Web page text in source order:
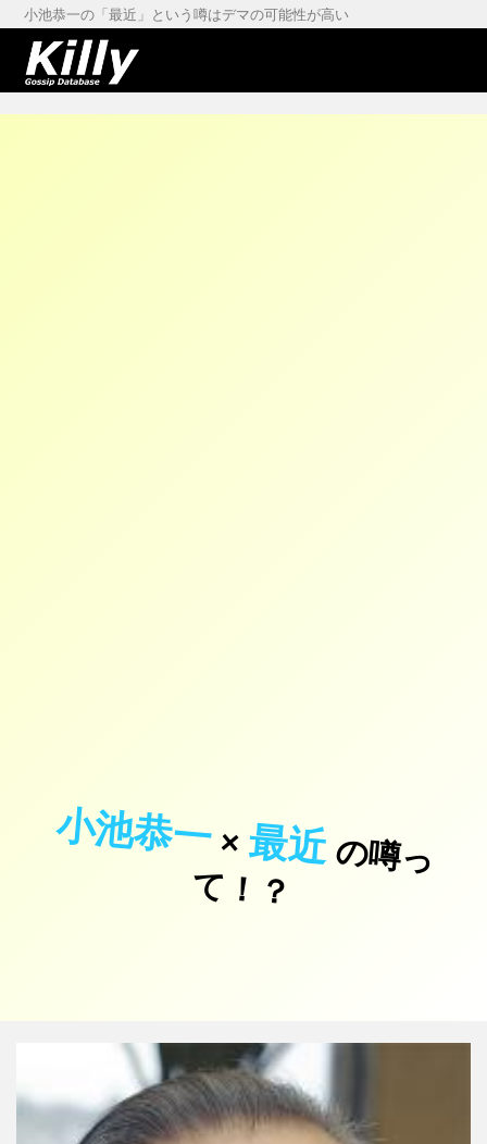
小池恭一の「最近」という噂はデマの可能性が高い
小池恭一×最近の
噂
っ
て
！
？